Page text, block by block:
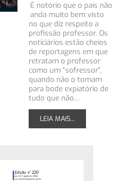
É notório que o país não
anda muito bem visto
no que diz respeito a
profissão professor. Os
noticiários estão cheios
de reportagens em que
retratam o professor
como um “sofressor”,
quando não o tomam
para bode expiatório de
tudo que não…
LEIA MAIS...